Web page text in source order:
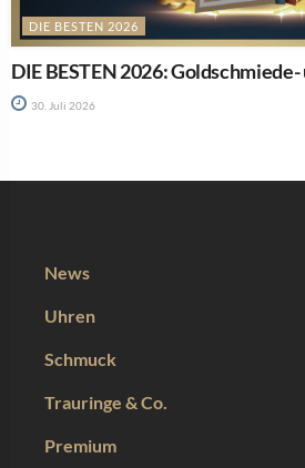
DIE BESTEN 2026
DIE BESTEN 2026:
30. Juli 2026
News
Uhren
Schmuck
Trauringe & Co.
Premium